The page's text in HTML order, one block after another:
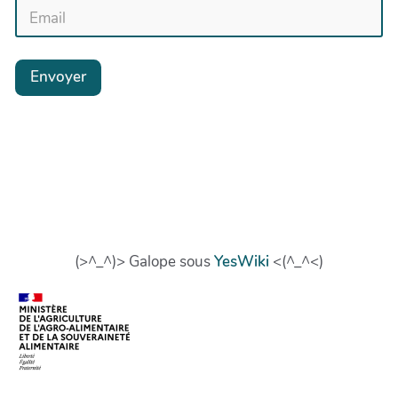
Envoyer
(>^_^)> Galope sousYesWiki <(^_^<)